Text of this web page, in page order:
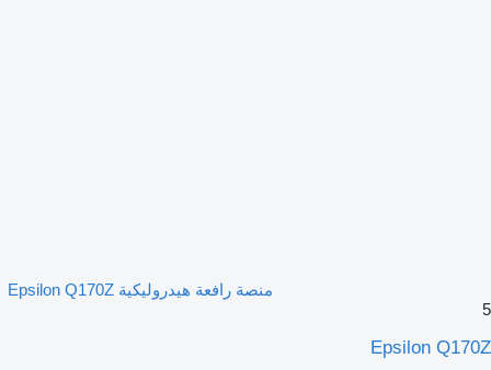
منصة رافعة هيدروليكية Epsilon Q170Z
5
Epsilon Q170Z